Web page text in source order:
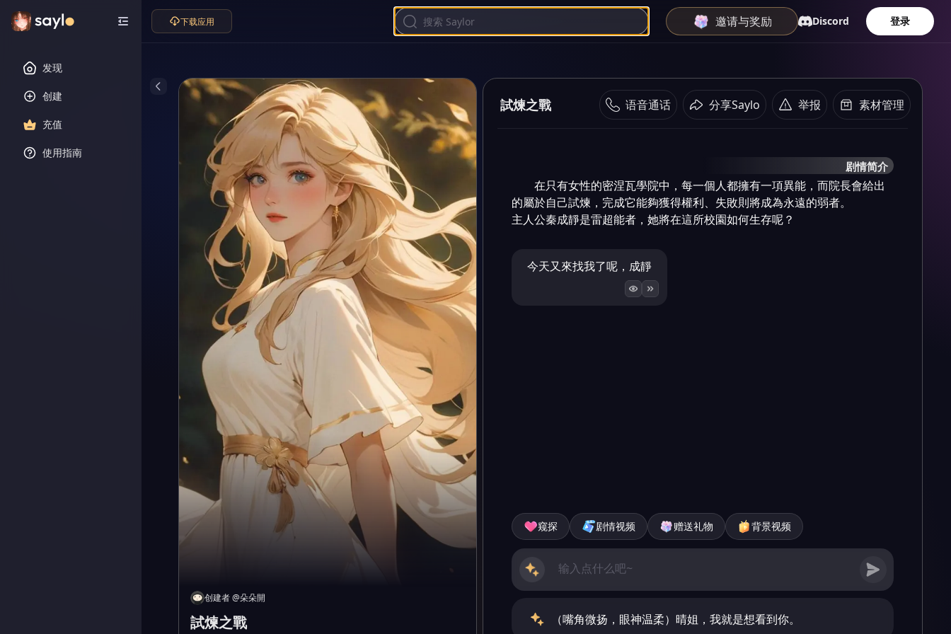
发现
创建
充值
使用指南
下载应用 邀请与奖励 Discord 登录
创建者@朵朵開
試煉之戰
試煉之戰 语音通话 分享Saylo 举报 素材管理
剧情简介
在只有女性的密涅瓦學院中，每一個人都擁有一項異能，而院長會給出
的屬於自己試煉，完成它能夠獲得權利、失敗則將成為永遠的弱者。
主人公秦成靜是雷超能者，她將在這所校園如何生存呢？
今天又來找我了呢，成靜
窥探 剧情视频 赠送礼物 背景视频
（嘴角微扬，眼神温柔）晴姐，我就是想看到你。